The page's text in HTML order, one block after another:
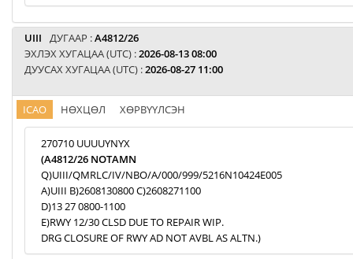
UIII ДУГААР :A4812/26
ЭХЛЭХ ХУГАЦАА (UTC) :2026-08-13 08:00
ДУУСАХ ХУГАЦАА (UTC) :2026-08-27 11:00
ICAO НӨХЦӨЛ ХӨРВҮҮЛСЭН
270710 UUUUYNYX
(A4812/26 NOTAMN
Q)UIII/QMRLC/IV/NBO/A/000/999/5216N10424E005
A)UIII B)2608130800 C)2608271100
D)13 27 0800-1100
E)RWY 12/30 CLSD DUE TO REPAIR WIP.
DRG CLOSURE OF RWY AD NOT AVBL AS ALTN.)